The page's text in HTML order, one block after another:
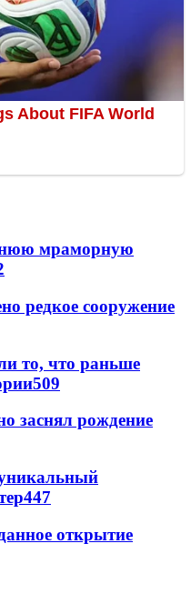
мраморную
редкое сооружение
то, что раньше
509
заснял рождение
447
открытие